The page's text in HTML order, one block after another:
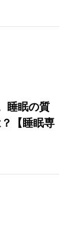
睡眠の質
【睡眠専